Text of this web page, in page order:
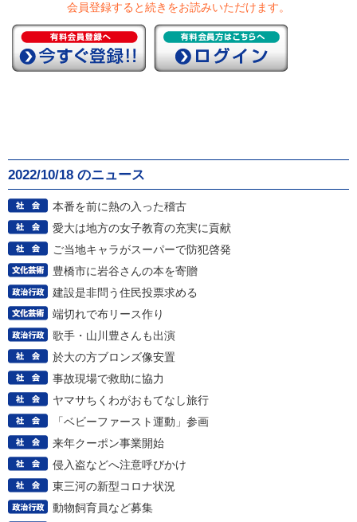
会員登録すると続きをお読みいただけます。
2022/10/18 のニュース
本番を前に熱の入った稽古
愛大は地方の女子教育の充実に貢献
ご当地キャラがスーパーで防犯啓発
豊橋市に岩谷さんの本を寄贈
建設是非問う住民投票求める
端切れで布リース作り
歌手・山川豊さんも出演
於大の方ブロンズ像安置
事故現場で救助に協力
ヤマサちくわがおもてなし旅行
「ベビーファースト運動」参画
来年クーポン事業開始
侵入盗などへ注意呼びかけ
東三河の新型コロナ状況
動物飼育員など募集